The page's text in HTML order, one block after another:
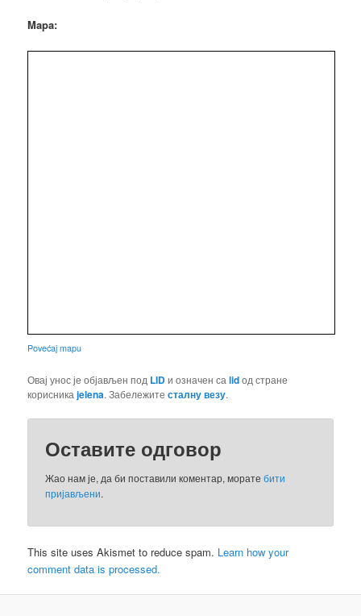
Mapa:
Povećaj mapu
Овај унос је објављен под LIDи означен саlidод стране
корисникаjelena. Забележитесталну везу.
Оставите одговор
Жао нам је, да би поставили коментар, моратебити
пријављени.
This site uses Akismet to reduce spam. Learn how your
comment data is processed.